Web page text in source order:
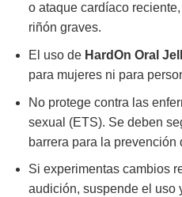
o ataque cardíaco
riñón graves.
El uso de HardOn Oral
para mujeres ni para
No protege contra las
sexual (ETS). Se deben
barrera para la prevención
Si experimentas cambios
audición, suspende el uso